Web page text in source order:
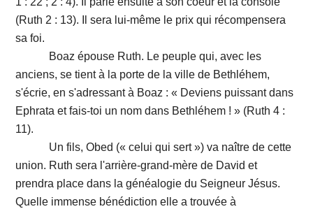
(Ruth 2 : 13). Il sera lui-même le prix qui récompensera
sa foi.
Boaz épouse Ruth. Le peuple qui, avec les
anciens, se tient à la porte de la ville de Bethléhem,
s'écrie, en s'adressant à Boaz : « Deviens puissant dans
Ephrata et fais-toi un nom dans Bethléhem ! » (Ruth 4 :
11).
Un fils, Obed (« celui qui sert ») va naître de cette
union. Ruth sera l'arrière-grand-mère de David et
prendra place dans la généalogie du Seigneur Jésus.
Quelle immense bénédiction elle a trouvée à